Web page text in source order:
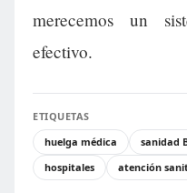
merecemos un
efectivo.
ETIQUETAS
huelga médica
sanidad
hospitales
atención